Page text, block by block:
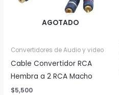
AGOTADO
Convertidores de Audio y video
Cable Convertidor RCA
Hembra a 2 RCA Macho
$5,500